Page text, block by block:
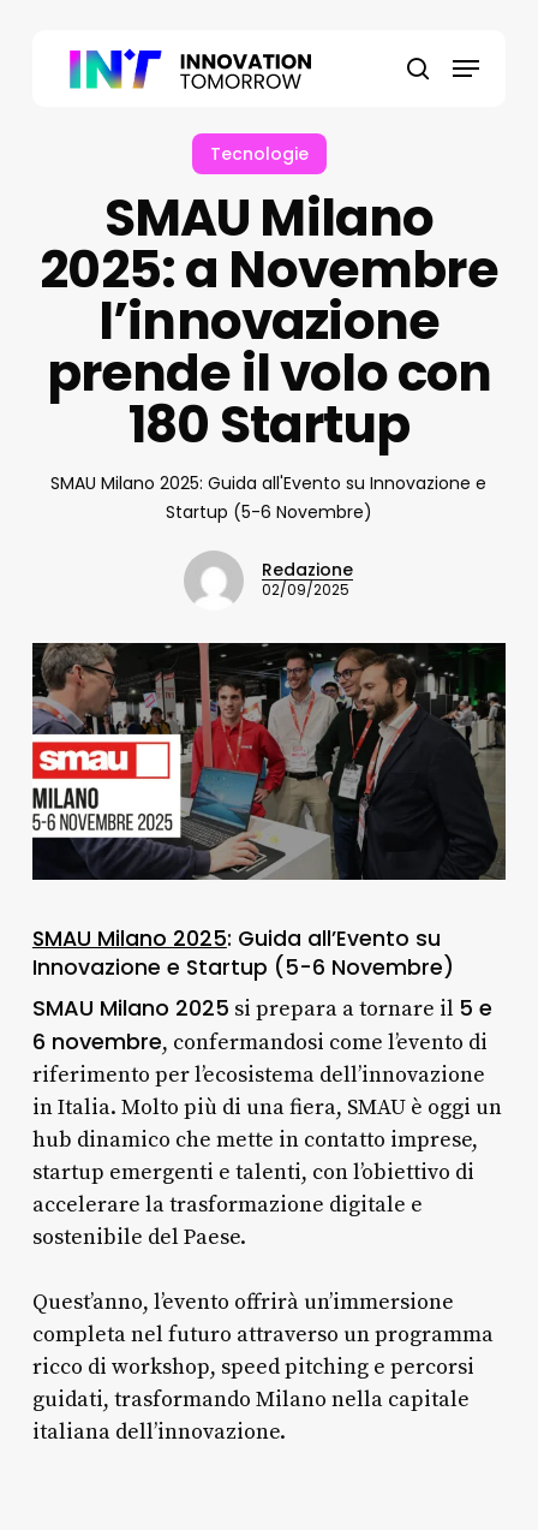
search
Menu
Tecnologie
SMAU Milano
2025: a Novembre
l’innovazione
prende il volo con
180 Startup
SMAU Milano 2025: Guida all'Evento su Innovazione e
Startup (5-6 Novembre)
Redazione
02/09/2025
SMAU Milano 2025: Guida all’Evento su
Innovazione e Startup (5-6 Novembre)
SMAU Milano 2025 si prepara a tornare il 5 e
6 novembre, confermandosi come l’evento di
riferimento per l’ecosistema dell’innovazione
in Italia. Molto più di una fiera, SMAU è oggi un
hub dinamico che mette in contatto imprese,
startup emergenti e talenti, con l’obiettivo di
accelerare la trasformazione digitale e
sostenibile del Paese.
Quest’anno, l’evento offrirà un’immersione
completa nel futuro attraverso un programma
ricco di workshop, speed pitching e percorsi
guidati, trasformando Milano nella capitale
italiana dell’innovazione.